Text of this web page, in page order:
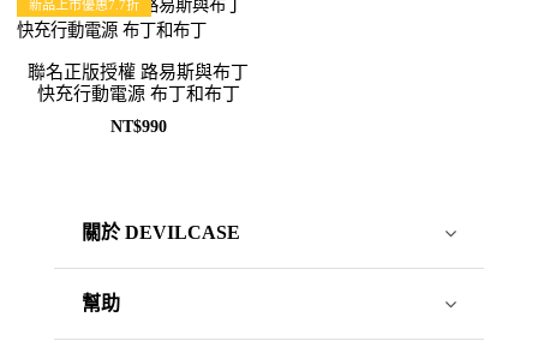
新品上市優惠7.7折
聯名正版授權 路易斯與布丁
快充行動電源 布丁和布丁
NT$990
關於 DEVILCASE
幫助